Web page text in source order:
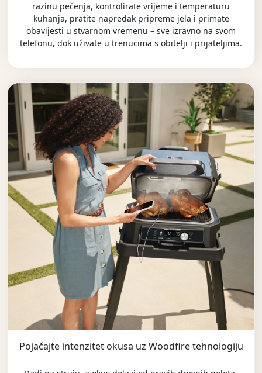
razinu pečenja, kontrolirate vrijeme i temperaturu
kuhanja, pratite napredak pripreme jela i primate
obavijesti u stvarnom vremenu – sve izravno na svom
telefonu, dok uživate u trenucima s obitelji i prijateljima.
Pojačajte intenzitet okusa uz Woodfire tehnologiju